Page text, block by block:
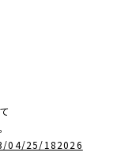
04/25/182026